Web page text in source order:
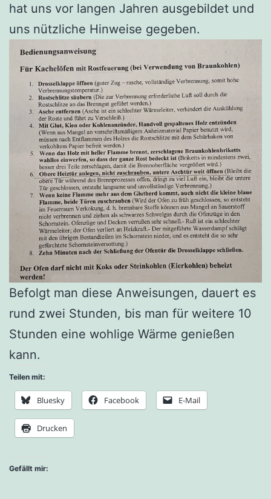
hat uns vor langen Jahren ausgebildet und
uns nützliche Hinweise gegeben.
Befolgt man diese Anweisungen, dauert es
rund zwei Stunden, bis man für weitere 10
Stunden eine wohlige Wärme genießen
kann.
Teilen mit:
Bluesky Facebook E-Mail
Drucken
Gefällt mir: